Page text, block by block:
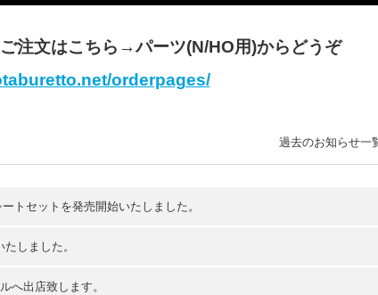
注文はこちら→パーツ(N/HO用)からどうぞ
orderpages/
トセットを発売開始いたしました。
しました。
へ出店致します。
過去のお知らせ一